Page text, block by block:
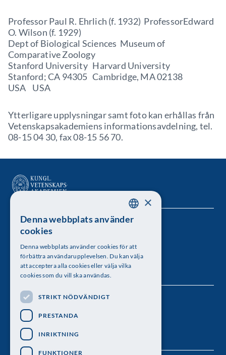
Professor Paul R. Ehrlich (f. 1932) ProfessorEdward
O. Wilson (f. 1929)
Dept of Biological Sciences Museum of
Comparative Zoology
Stanford University Harvard University
Stanford; CA 94305 Cambridge, MA 02138
USA USA
Ytterligare upplysningar samt foto kan erhållas från
Vetenskapsakademiens informationsavdelning, tel.
08-15 04 30, fax 08-15 56 70.
Kungl. Vetenskapsakademien
Besöksadress: Lilla Frescativägen 4A
Telefon: 08-673 95 00
Följ oss
SWEDISH
×
Denna webbplats använder
cookies
Denna webbplats använder cookies för att
förbättra användarupplevelsen. Du kan välja
att acceptera alla cookies eller välja vilka
cookies som du vill ska användas.
STRIKT NÖDVÄNDIGT
PRESTANDA
INRIKTNING
FUNKTIONER